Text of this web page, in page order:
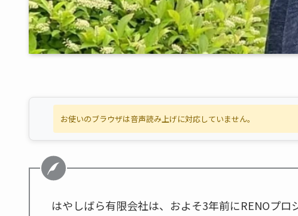
お使いのブラウザは音声読み上げに対応していません。
はやしばら有限会社は、およそ3年前にRENOプ